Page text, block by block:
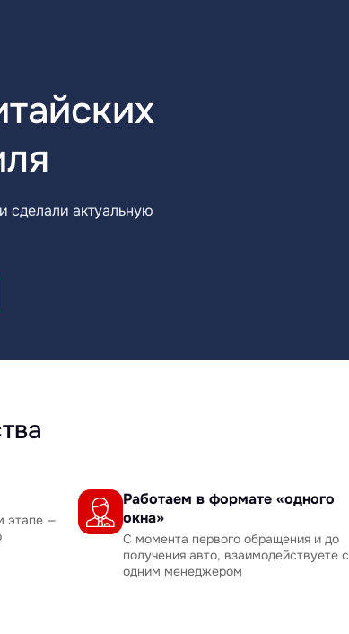
сделали актуальную
этапе —
Работаем в формате «одного
окна»
С момента первого обращения и до
получения авто, взаимодействуете с
одним менеджером